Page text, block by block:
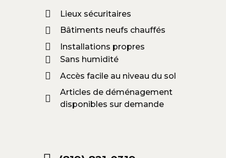
Lieux sécuritaires
Bâtiments neufs chauffés
Installations propres
Sans humidité
Accès facile au niveau du sol
Articles de déménagement
disponibles sur demande